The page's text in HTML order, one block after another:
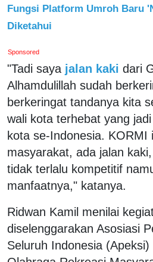
Fungsi Platform Umroh Baru
Diketahui
Sponsored
"Tadi saya jalan kaki dari
Alhamdulillah sudah
berkeringat tandanya kita
wali kota terhebat yang
kota se-Indonesia. KORMI
masyarakat, ada jalan
tidak terlalu kompetitif
manfaatnya," katanya.
Ridwan Kamil menilai
diselenggarakan Asosiasi
Seluruh Indonesia